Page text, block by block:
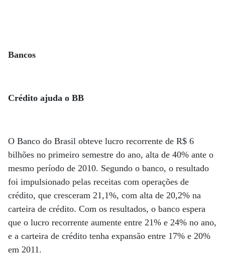
Bancos
Crédito ajuda o BB
O Banco do Brasil obteve lucro recorrente de R$ 6
bilhões no primeiro semestre do ano, alta de 40% ante o
mesmo período de 2010. Segundo o banco, o resultado
foi impulsionado pelas receitas com operações de
crédito, que cresceram 21,1%, com alta de 20,2% na
carteira de crédito. Com os resultados, o banco espera
que o lucro recorrente aumente entre 21% e 24% no ano,
e a carteira de crédito tenha expansão entre 17% e 20%
em 2011.